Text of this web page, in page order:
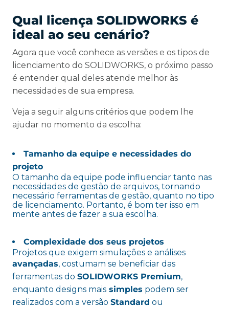
Qual licença SOLIDWORKS é
ideal ao seu cenário?
Agora que você conhece as versões e os tipos de
licenciamento do SOLIDWORKS, o próximo passo
é entender qual deles atende melhor às
necessidades de sua empresa.
Veja a seguir alguns critérios que podem lhe
ajudar no momento da escolha:
Tamanho da equipe e necessidades do
projeto
O tamanho da equipe pode influenciar tanto nas
necessidades de gestão de arquivos, tornando
necessário ferramentas de gestão, quanto no tipo
de licenciamento. Portanto, é bom ter isso em
mente antes de fazer a sua escolha.
Complexidade dos seus projetos
Projetos que exigem simulações e análises
avançadas, costumam se beneficiar das
ferramentas do SOLIDWORKS Premium,
enquanto designs mais simples podem ser
realizados com a versão Standard ou